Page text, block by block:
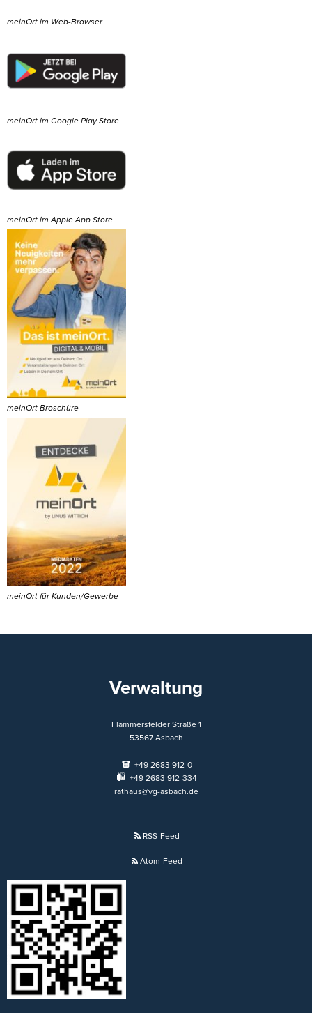
meinOrt im Web-Browser
meinOrt im Google Play Store
meinOrt im Apple App Store
meinOrt Broschüre
meinOrt für Kunden/Gewerbe
Verwaltung
Flammersfelder Straße 1
53567 Asbach
+49 2683 912-0
+49 2683 912-334
rathaus@vg-asbach.de
RSS-Feed
Atom-Feed